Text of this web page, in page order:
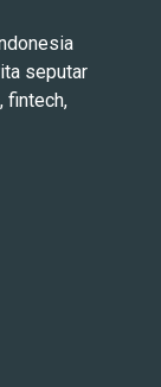
seputar
fintech,